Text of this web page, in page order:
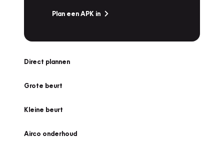
Plan een APK in
Direct plannen
Grote beurt
Kleine beurt
Airco onderhoud